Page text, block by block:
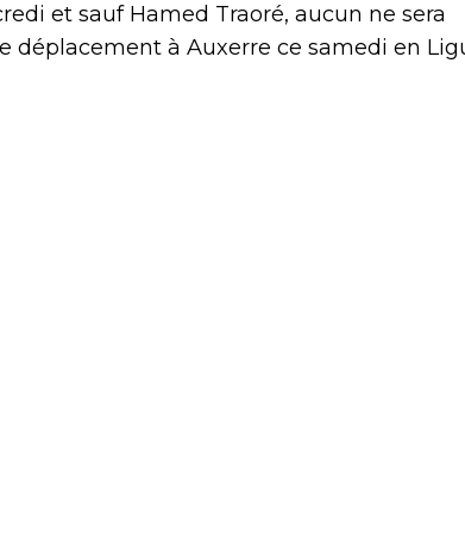
et sauf Hamed Traoré, aucun ne sera
à Auxerre ce samedi en